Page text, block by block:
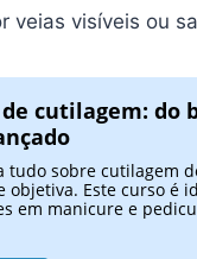
veias visíveis ou
de cutilagem: do
tudo sobre cutilagem
objetiva. Este curso é
em manicure e